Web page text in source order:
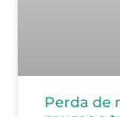
Perda de